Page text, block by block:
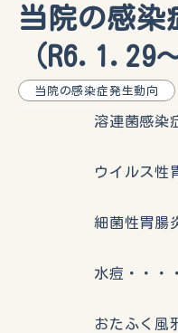
当院の感染
（R6.1.29
当院の感染症発生動向
溶連菌感染症・
ウイルス性胃腸
細菌性胃腸炎・
水痘・・・・・
おたふく風邪・